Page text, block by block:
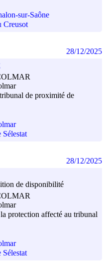
sur-Saône
Creusot
de proximité de
28/12/2025
de disponibilité
protection affecté au tribunal
28/12/2025